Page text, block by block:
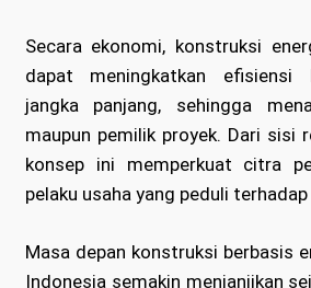
Secara ekonomi, konstruksi
dapat meningkatkan efisiensi
jangka panjang, sehingga
maupun pemilik proyek. Dari sisi
konsep ini memperkuat citra
pelaku usaha yang peduli
Masa depan konstruksi berbasis
Indonesia semakin menjanjikan